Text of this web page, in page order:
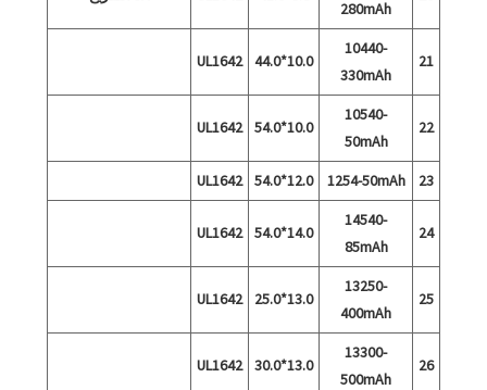
280mAh
21
10440-
330mAh
10.0*44.0
UL1642
22
10540-
50mAh
10.0*54.0
UL1642
23
1254-50mAh
12.0*54.0
UL1642
24
14540-
85mAh
14.0*54.0
UL1642
25
13250-
400mAh
13.0*25.0
UL1642
26
13300-
500mAh
13.0*30.0
UL1642